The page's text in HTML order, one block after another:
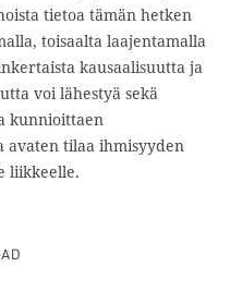
tietoa tämän hetken
toisaalta laajentamalla
kausaalisuutta ja
voi lähestyä sekä
kunnioittaen
avaten tilaa ihmisyyden
liikkeelle.